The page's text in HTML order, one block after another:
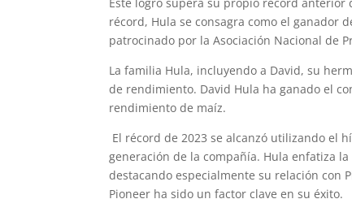
récord, Hula se consagra como el ganador
patrocinado por la Asociación Nacional de
La familia Hula, incluyendo a David, su
de rendimiento. David Hula ha ganado el
rendimiento de maíz.
El récord de 2023 se alcanzó utilizando el
generación de la compañía. Hula enfatiza
destacando especialmente su relación con
Pioneer ha sido un factor clave en su éxito.